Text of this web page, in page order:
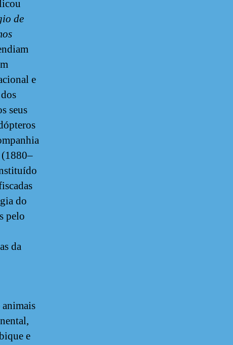
de
e
seus
(1880–
do
pelo
da
animais
e